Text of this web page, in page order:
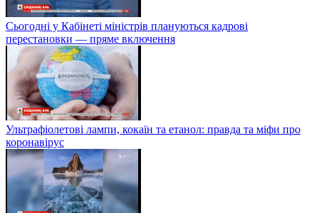
Сьогодні у Кабінеті міністрів плануються кадрові
перестановки — пряме включення
Ультрафіолетові лампи, кокаїн та етанол: правда та міфи про
коронавірус